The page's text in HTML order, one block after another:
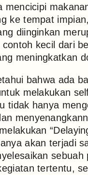
mencicipi
ke tempat
diinginkan
contoh kecil dari
meningkatkan
bahwa ada
melakukan
tidak hanya
akan terjadi
sebuah
tertentu,